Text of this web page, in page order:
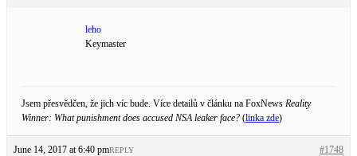
leho
Keymaster
Jsem přesvědčen, že jich víc bude. Více detailů v článku na FoxNews Reality
Winner: What punishment does accused NSA leaker face? (linka zde)
June 14, 2017 at 6:40 pm #1748
REPLY